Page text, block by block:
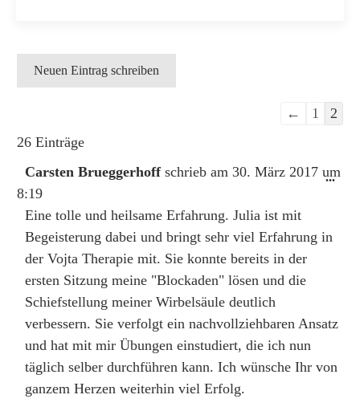
Navigation
← 1
2
26 Einträge
Carsten Brueggerhoff schrieb am 30. März 2017 um
8:19
Eine tolle und heilsame Erfahrung. Julia ist mit
Begeisterung dabei und bringt sehr viel Erfahrung in
der Vojta Therapie mit. Sie konnte bereits in der
ersten Sitzung meine "Blockaden" lösen und die
Schiefstellung meiner Wirbelsäule deutlich
verbessern. Sie verfolgt ein nachvollziehbaren Ansatz
und hat mit mir Übungen einstudiert, die ich nun
täglich selber durchführen kann. Ich wünsche Ihr von
ganzem Herzen weiterhin viel Erfolg.
...